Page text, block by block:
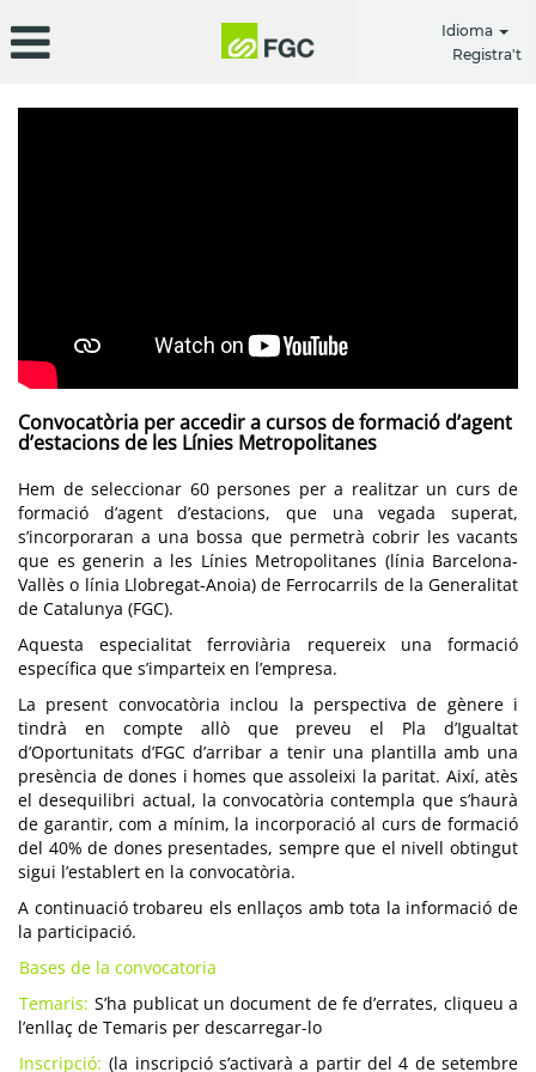
Idioma
Registra't
Convocatòria per accedir a cursos de formació d’agent
d’estacions de les Línies Metropolitanes
Hem de seleccionar 60 persones per a realitzar un curs de
formació d’agent d’estacions, que una vegada superat,
s’incorporaran a una bossa que permetrà cobrir les vacants
que es generin a les Línies Metropolitanes (línia Barcelona-
Vallès o línia Llobregat-Anoia) de Ferrocarrils de la Generalitat
de Catalunya (FGC).
Aquesta especialitat ferroviària requereix una formació
específica que s’imparteix en l’empresa.
La present convocatòria inclou la perspectiva de gènere i
tindrà en compte allò que preveu el Pla d’Igualtat
d’Oportunitats d’FGC d’arribar a tenir una plantilla amb una
presència de dones i homes que assoleixi la paritat. Així, atès
el desequilibri actual, la convocatòria contempla que s’haurà
de garantir, com a mínim, la incorporació al curs de formació
del 40% de dones presentades, sempre que el nivell obtingut
sigui l’establert en la convocatòria.
A continuació trobareu els enllaços amb tota la informació de
la participació.
Bases de la convocatoria
Temaris: S’ha publicat un document de fe d’errates, cliqueu a
l’enllaç de Temaris per descarregar-lo
Inscripció: (la inscripció s’activarà a partir del 4 de setembre